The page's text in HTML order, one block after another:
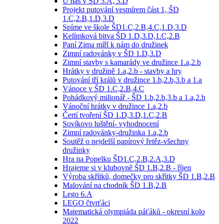
Projekt putování vesmírem část 1, ŠD
1.C,2.B,1.D,3.D
Spíme ve škole ŠD1.C,2.B,4.C,1.D,3.D
Kelímková bitva ŠD 1.D,3.D,1.C,2.B
Paní Zima míří k nám do družinek
Zimní radovánky v ŠD 1.D,3.D
Zimní stavby s kamarády ve družince 1.a,2.b
Hrátky v družině 1.a,2.b - stavby a hry
Putování tří králů v družince 1.b,2.b,3.b a 1.a
Vánoce v ŠD 1.C,2.B,4.C
Pohádkový milionář - ŠD 1.b,2.b,3.b a 1.a,2.b
Vánoční hrátky v družince 1.a,2.b
Čertí tvoření ŠD 1.D,3.D,1.C,2.B
Sovíkovo luštění- vyhodnocení
Zimní radovánky-družinka 1.a,2.b
Soutěž o nejdelší papírový řetěz-všechny
družinky
Hra na Popelku ŠD1.C,2.B,2.A,3.D
Hrajeme si v klubovně ŠD 1.B,2.B - říjen
Výroba skřítků, domečky pro skřítky ŠD 1.B,2.B
Malování na chodník ŠD 1.B,2.B
Lego 6.A
LEGO čtvrťáci
Matematická olympiáda páťáků - okresní kolo
2022